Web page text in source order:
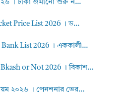
। টাকা জমানো শুরু ন...
Price List 2026 । ড...
List 2026 । এককালী...
or Not 2026 । বিকাশ...
২০২৬ । পেনশনার ভের...